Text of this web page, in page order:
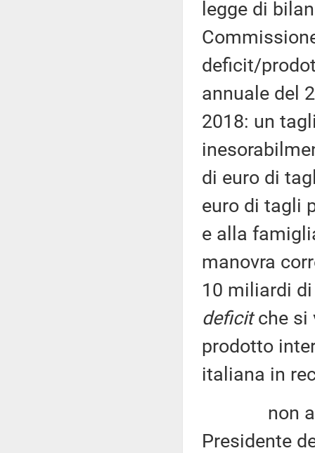
legge di
deficit/
annuale del
2018: un
di euro di
euro di tagli
e alla
manovra
10 miliardi
deficitche si
prodotto
italiana in
non a
Presidente